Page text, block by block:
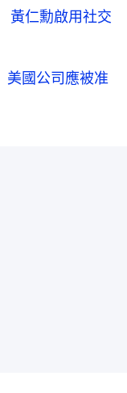
黃仁勳啟用社交
國公司應被准